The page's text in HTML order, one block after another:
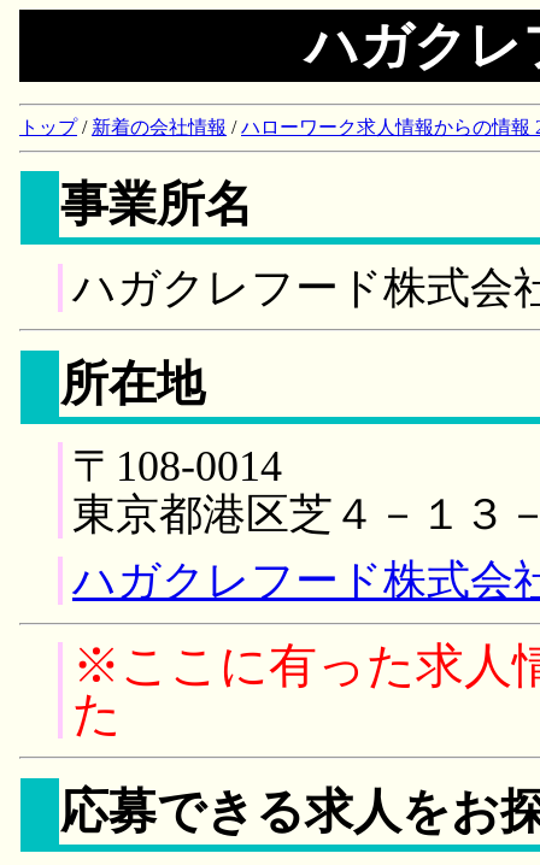
ハガクレ
トップ/ 新着の会社情報 /ハローワーク求人情報からの情報
事業所名
ハガクレフード株式会
所在地
〒108-0014
東京都港区芝４－１３
ハガクレフード株式会
※ここに有った求人
た
応募できる求人をお